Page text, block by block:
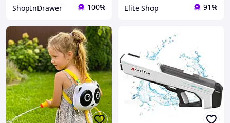
ShopInDrawer 100% Elite Shop 91%